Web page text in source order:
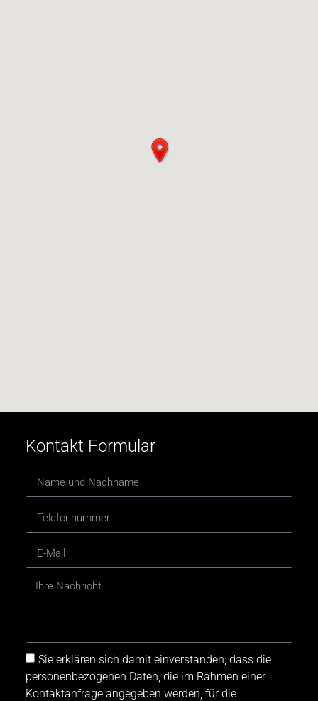
Kontakt Formular
Sie erklären sich damit einverstanden, dass die
personenbezogenen Daten, die im Rahmen einer
Kontaktanfrage angegeben werden, für die